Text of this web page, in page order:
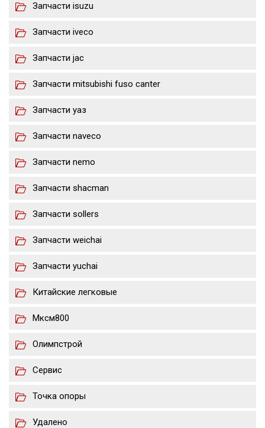
Запчасти isuzu
Запчасти iveco
Запчасти jac
Запчасти mitsubishi fuso canter
Запчасти уаз
Запчасти naveco
Запчасти nemo
Запчасти shacman
Запчасти sollers
Запчасти weichai
Запчасти yuchai
Китайские легковые
Мксм800
Олимпстрой
Сервис
Точка опоры
Удалено